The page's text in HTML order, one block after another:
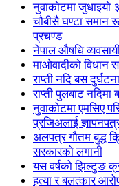
नुवाकोटमा जुधाइयो
चौबीसै घण्टा समान
प्रचण्ड
नेपाल औषधि
माओवादीको विधान
राप्ती नदि बस
राप्ती पुलबाट
नुवाकोटमा एमसिए
प्रजिअलाई
अलपत्र गौतम बुद्ध
सरकारको लगानी
यस वर्षको झिल्टुङ
हत्या र बलत्कार